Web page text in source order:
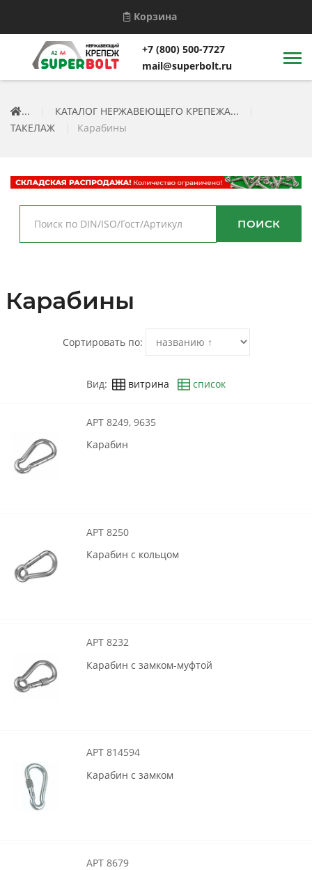
Корзина
+7 (800) 500-7727
mail@superbolt.ru
... КАТАЛОГ НЕРЖАВЕЮЩЕГО КРЕПЕЖА...
ТАКЕЛАЖ
Карабины
ПОИСК
Карабины
Сортировать по:
Вид: витрина список
АРТ 8249, 9635
Карабин
АРТ 8250
Карабин с кольцом
АРТ 8232
Карабин с замком-муфтой
АРТ 814594
Карабин с замком
АРТ 8679